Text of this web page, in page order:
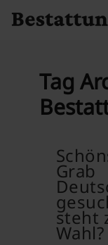
Tag
Grab
steht
Wahl?